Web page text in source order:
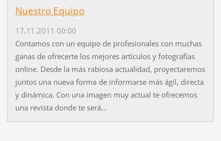
Nuestro Equipo
17.11.2011 00:00
Contamos con un equipo de profesionales con muchas
ganas de ofrecerte los mejores artículos y fotografías
online. Desde la más rabiosa actualidad, proyectaremos
juntos una nueva forma de informarse más ágil, directa
y dinámica. Con una imagen muy actual te ofrecemos
una revista donde te será...